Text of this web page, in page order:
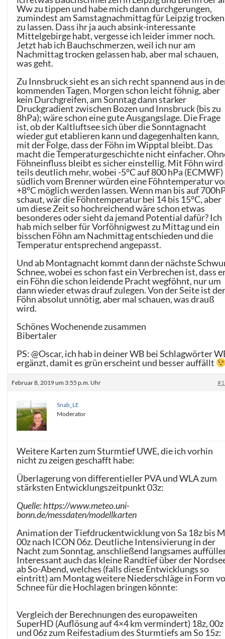
Ww zu tippen und habe mich dann durchgerungen,
zumindest am Samstagnachmittag für Leipzig trocken
zu lassen. Dass ihr ja auch absink-interessante
Mittelgebirge habt, vergesse ich leider immer noch.
Jetzt hab ich Bauchschmerzen, weil ich nur am
Nachmittag trocken gelassen hab, aber mal schauen,
was geht.
Zu Innsbruck sieht es an sich recht spannend aus in
kommenden Tagen. Morgen schon leicht föhnig, aber
kein Durchgreifen, am Sonntag dann starker
Druckgradient zwischen Bozen und Innsbruck (bis zu
8hPa); wäre schon eine gute Ausgangslage. Die Frage
ist, ob der Kaltluftsee sich über die Sonntagnacht
wieder gut etablieren kann und dagegenhalten kann,
mit der Folge, dass der Föhn im Wipptal bleibt. Das
macht die Temperaturgeschichte nicht einfacher.
Föhneinfluss bleibt es sicher einstellig. Mit Föhn wird
teils deutlich mehr, wobei -5°C auf 800 hPa (ECMWF)
südlich vom Brenner würden eine Föhntemperatur
+8°C möglich werden lassen. Wenn man bis auf
schaut, wär die Föhntemperatur bei 14 bis 15°C, aber
um diese Zeit so hochreichend wäre schon etwas
besonderes oder sieht da jemand Potential dafür? Ich
hab mich selber für Vorföhnigwest zu Mittag und ein
bisschen Föhn am Nachmittag entschieden und die
Temperatur entsprechend angepasst.
Und ab Montagnacht kommt dann der nächste
Schnee, wobei es schon fast ein Verbrechen ist, dass
ein Föhn die schon leidende Pracht wegföhnt, nur um
dann wieder etwas drauf zulegen. Von der Seite ist
Föhn absolut unnötig, aber mal schauen, was drauß
wird.
Schönes Wochenende zusammen
Bibertaler
PS: @Oscar, ich hab in deiner WB bei Schlagwörter
ergänzt, damit es grün erscheint und besser auffällt
Februar 8, 2019 um 3:55 p.m. Uhr
Snab_LE
Moderator
Weitere Karten zum Sturmtief UWE, die ich vorhin
nicht zu zeigen geschafft habe:
Überlagerung von differentieller PVA und WLA zum
stärksten Entwicklungszeitpunkt 03z:
Quelle: https://www.meteo.uni-
bonn.de/messdaten/modellkarten
Animation der Tiefdruckentwicklung von Sa 18z bis
00z nach ICON 06z. Deutliche Intensivierung in der
Nacht zum Sonntag, anschließend langsames
Interessant auch das kleine Randtief über der
ab So-Abend, welches (falls diese Entwicklungs so
eintritt) am Montag weitere Niederschläge in Form
Schnee für die Hochlagen bringen könnte:
Vergleich der Berechnungen des europaweiten
SuperHD (Auflösung auf 4×4 km vermindert) 18z, 00z
und 06z zum Reifestadium des Sturmtiefs am So 15z: